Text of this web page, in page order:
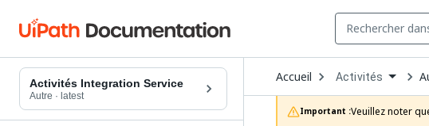
Activités Integration Service
Autre · latest
Accueil Open
Dropdown
to
choose
product
Activités
Important :Veuillez noter